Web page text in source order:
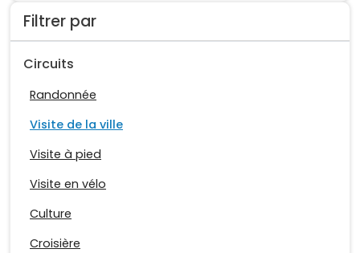
Filtrer par
Circuits
Randonnée
Visite de la ville
Visite à pied
Visite en vélo
Culture
Croisière